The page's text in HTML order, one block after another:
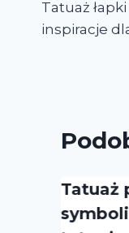
wpisu
Tatuaż
inspiracje
Tatuaż